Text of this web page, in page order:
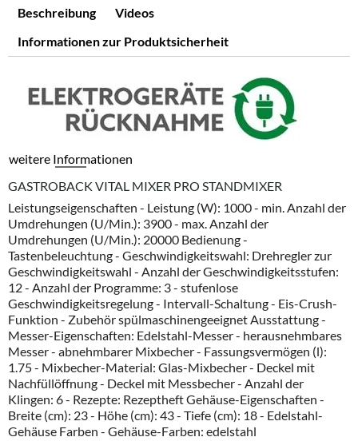
Beschreibung
Videos
Informationen zur Produktsicherheit
weitere Informationen
GASTROBACK VITAL MIXER PRO STANDMIXER
Leistungseigenschaften - Leistung (W): 1000 - min. Anzahl der
Umdrehungen (U/Min.): 3900 - max. Anzahl der
Umdrehungen (U/Min.): 20000 Bedienung -
Tastenbeleuchtung - Geschwindigkeitswahl: Drehregler zur
Geschwindigkeitswahl - Anzahl der Geschwindigkeitsstufen:
12 - Anzahl der Programme: 3 - stufenlose
Geschwindigkeitsregelung - Intervall-Schaltung - Eis-Crush-
Funktion - Zubehör spülmaschinengeeignet Ausstattung -
Messer-Eigenschaften: Edelstahl-Messer - herausnehmbares
Messer - abnehmbarer Mixbecher - Fassungsvermögen (l):
1.75 - Mixbecher-Material: Glas-Mixbecher - Deckel mit
Nachfüllöffnung - Deckel mit Messbecher - Anzahl der
Klingen: 6 - Rezepte: Rezeptheft Gehäuse-Eigenschaften -
Breite (cm): 23 - Höhe (cm): 43 - Tiefe (cm): 18 - Edelstahl-
Gehäuse Farben - Gehäuse-Farben: edelstahl